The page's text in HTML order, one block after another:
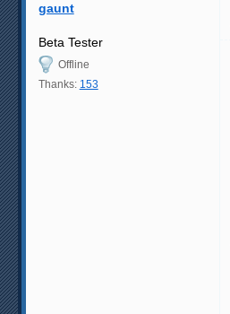
gaunt
Beta Tester
Offline
Thanks: 153